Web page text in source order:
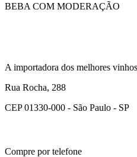
BEBA COM MODERAÇÃO
A importadora dos melhores
Rua Rocha, 288
CEP 01330-000 - São Paulo - SP
Compre por telefone